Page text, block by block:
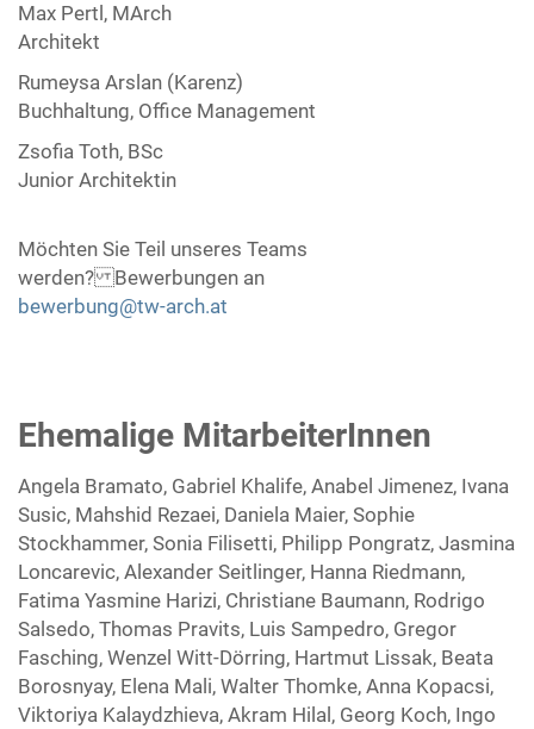
Max Pertl, MArch
Architekt
Rumeysa Arslan (Karenz)
Buchhaltung, Office Management
Zsofia Toth, BSc
Junior Architektin
Möchten Sie Teil unseres Teams
werden? Bewerbungen an
bewerbung@tw-arch.at
Ehemalige MitarbeiterInnen
Angela Bramato, Gabriel Khalife, Anabel Jimenez, Ivana
Susic, Mahshid Rezaei, Daniela Maier, Sophie
Stockhammer, Sonia Filisetti, Philipp Pongratz, Jasmina
Loncarevic, Alexander Seitlinger, Hanna Riedmann,
Fatima Yasmine Harizi, Christiane Baumann, Rodrigo
Salsedo, Thomas Pravits, Luis Sampedro, Gregor
Fasching, Wenzel Witt-Dörring, Hartmut Lissak, Beata
Borosnyay, Elena Mali, Walter Thomke, Anna Kopacsi,
Viktoriya Kalaydzhieva, Akram Hilal, Georg Koch, Ingo